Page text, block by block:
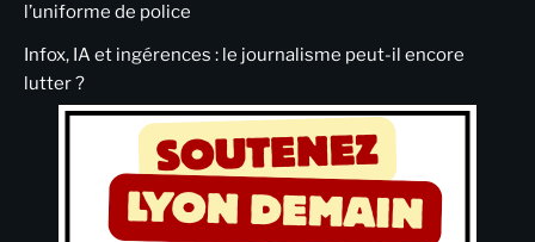
l’uniforme de police
Infox, IA et ingérences : le journalisme peut-il encore
lutter ?